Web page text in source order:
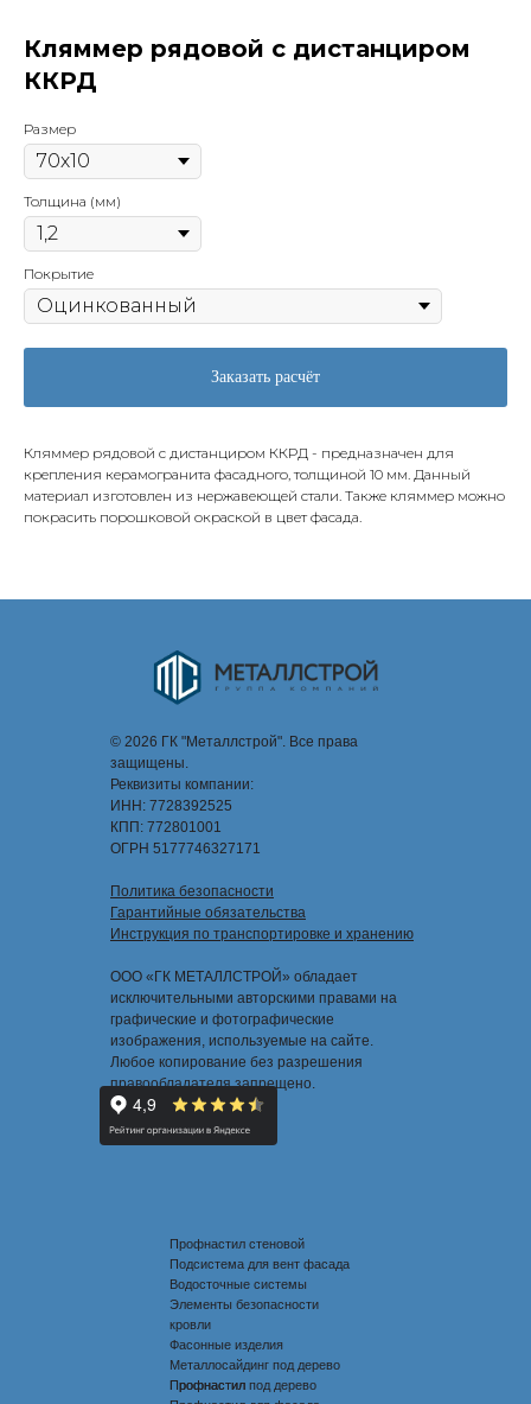
Кляммер рядовой с дистанциром
ККРД
Размер
Толщина (мм)
Покрытие
Заказать расчёт
Кляммер рядовой с дистанциром ККРД - предназначен для
крепления керамогранита фасадного, толщиной 10 мм. Данный
материал изготовлен из нержавеющей стали. Также кляммер можно
покрасить порошковой окраской в цвет фасада.
© 2026 ГК "Металлстрой". Все права
защищены.
Реквизиты компании:
ИНН: 7728392525
КПП: 772801001
ОГРН 5177746327171
Политика безопасности
Гарантийные обязательства
Инструкция по транспортировке и хранению
ООО «ГК МЕТАЛЛСТРОЙ» обладает
исключительными авторскими правами на
графические и фотографические
изображения, используемые на сайте.
Любое копирование без разрешения
правообладателя запрещено.
Профнастил стеновой
Подсистема для вент фасада
Водосточные системы
Элементы безопасности
кровли
Фасонные изделия
Металлосайдинг под дерево
Профнастил под дерево
Профнастил